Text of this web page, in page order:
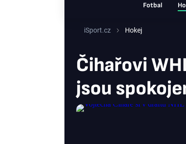
Fotbal
iSport.cz Hokej
Čihařovi
jsou